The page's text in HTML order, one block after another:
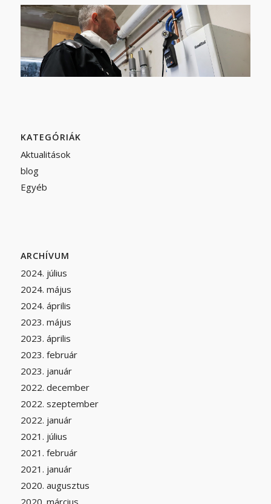
KATEGÓRIÁK
Aktualitások
blog
Egyéb
ARCHÍVUM
2024. július
2024. május
2024. április
2023. május
2023. április
2023. február
2023. január
2022. december
2022. szeptember
2022. január
2021. július
2021. február
2021. január
2020. augusztus
2020. március